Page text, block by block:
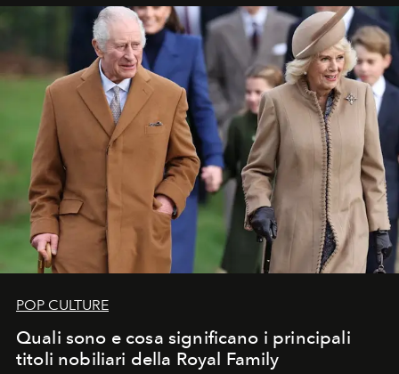
POP CULTURE
Quali sono e cosa significano i principali
titoli nobiliari della Royal Family